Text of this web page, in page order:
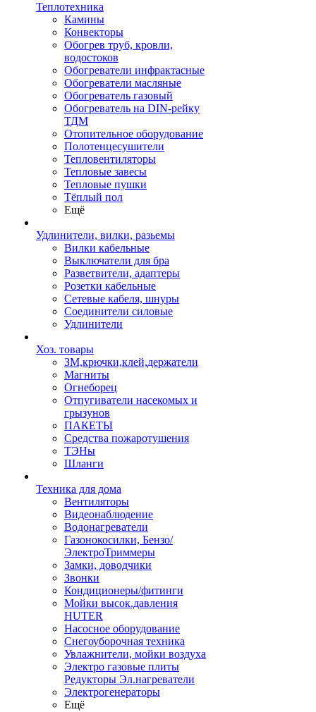
Теплотехника
Камины
Конвекторы
Обогрев труб, кровли,
водостоков
Обогреватели инфрактасные
Обогреватели масляные
Обогреватель газовый
Обогреватель на DIN-рейку
ТДМ
Отопительное оборудование
Полотенцесушители
Тепловентиляторы
Тепловые завесы
Тепловые пушки
Тёплый пол
Ещё
Удлинители, вилки, разьемы
Вилки кабельные
Выключатели для бра
Разветвители, адаптеры
Розетки кабельные
Сетевые кабеля, шнуры
Соединители силовые
Удлинители
Хоз. товары
ЗМ,крючки,клей,держатели
Магниты
Огнеборец
Отпугиватели насекомых и
грызунов
ПАКЕТЫ
Средства пожаротушения
ТЭНы
Шланги
Техника для дома
Вентиляторы
Видеонаблюдение
Водонагреватели
Газонокосилки, Бензо/
ЭлектроТриммеры
Замки, доводчики
Звонки
Кондиционеры/фитинги
Мойки высок.давления
HUTER
Насосное оборудование
Снегоуборочная техника
Увлажнители, мойки воздуха
Электро газовые плиты
Редукторы Эл.нагреватели
Электрогенераторы
Ещё